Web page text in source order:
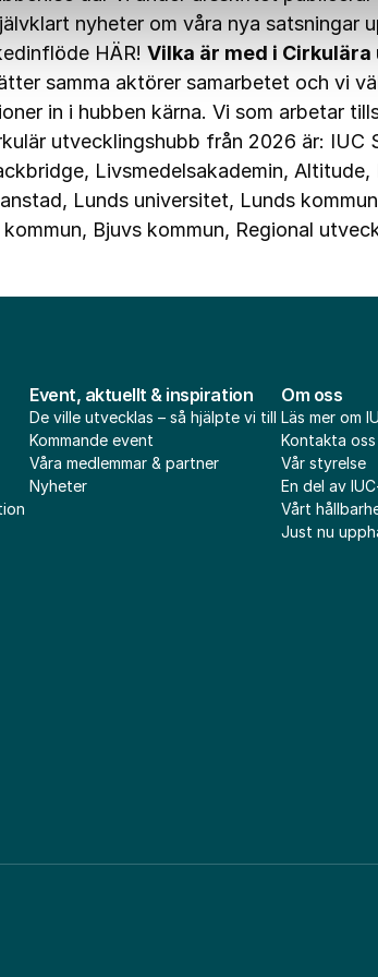
nyheter om våra nya satsningar
HÄR! Vilka är med i
samma aktörer samarbetet och vi
in i hubben kärna. Vi som arbetar
utvecklingshubb från 2026 är: IUC
, Livsmedelsakademin, Altitude,
, Lunds universitet, Lunds kommun
kommun, Bjuvs kommun, Regional
Event, aktuellt & inspiration
De ville utvecklas – så hjälpte vi till
Kommande event
Våra medlemmar & partner
Nyheter
Om oss
Läs mer om
Kontakta oss
Vår styrelse
En del av
Vårt
Just nu